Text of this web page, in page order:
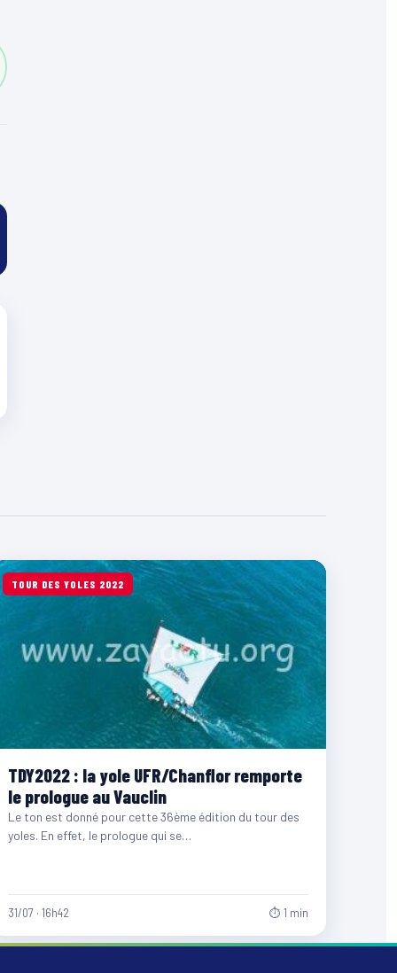
TOUR DES YOLES 2022
TDY2022 : la yole UFR/Chanflor remporte
le prologue au Vauclin
Le ton est donné pour cette 36ème édition du tour des
yoles. En effet, le prologue qui se…
31/07 · 16h42 ⏱ 1 min